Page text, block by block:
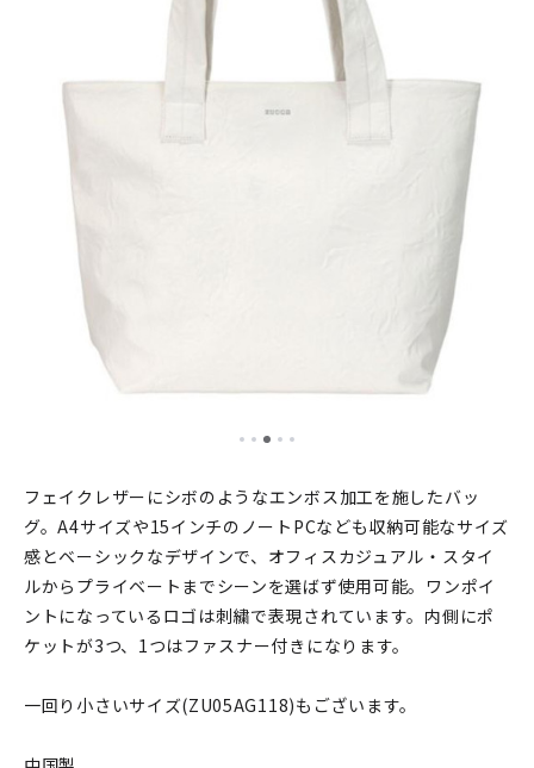
フェイクレザーにシボのようなエンボス加工を施したバッ
グ。A4サイズや15インチのノートPCなども収納可能なサイズ
感とベーシックなデザインで、オフィスカジュアル・スタイ
ルからプライベートまでシーンを選ばず使用可能。ワンポイ
ントになっているロゴは刺繍で表現されています。内側にポ
ケットが3つ、1つはファスナー付きになります。
一回り小さいサイズ(ZU05AG118)もございます。